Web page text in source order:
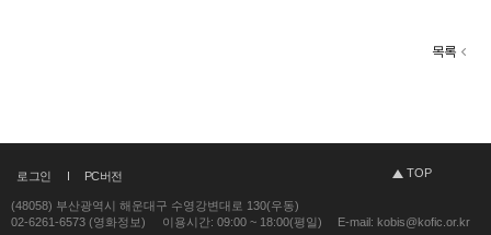
목록
로그인 PC버전 TOP
(48058) 부산광역시 해운대구 수영강변대로 130(우동)
02-6261-6573 (영화정보)
이용시간: 09:00 ~ 18:00(평일) E-mail: kobis@kofic.or.kr